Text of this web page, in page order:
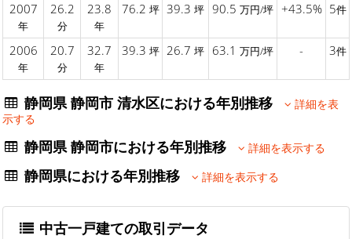
2007
年
26.2
分
23.8
年
76.2 坪 39.3 坪 90.5 万円/坪 +43.5% 5件
2006
年
20.7
分
32.7
年
39.3 坪 26.7 坪 63.1 万円/坪 - 3件
静岡県 静岡市 清水区における年別推移
詳細を表
示する
静岡県 静岡市における年別推移 詳細を表示する
静岡県における年別推移 詳細を表示する
中古一戸建ての取引データ